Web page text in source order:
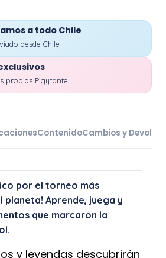
a todo Chile
desde Chile
propias Pigyfante
ContenidoCambios y
por el torneo más
planeta! Aprende, juega y
que marcaron la
y leyendas descubrirán